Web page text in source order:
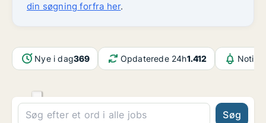
din søgning forfra her.
Nye i dag369 Opdaterede 24h1.412
Søg